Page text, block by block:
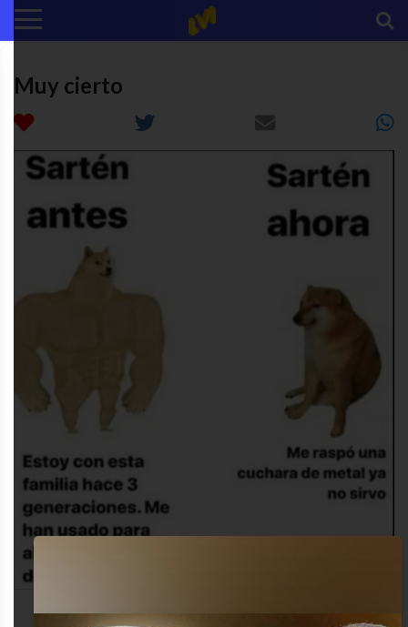
Muy cierto
funny gracioso